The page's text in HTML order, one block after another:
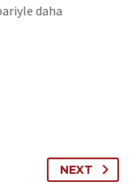
daha
NEXT